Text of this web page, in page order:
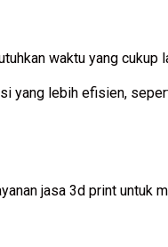
waktu yang
yang lebih efisien,
jasa 3d print untuk